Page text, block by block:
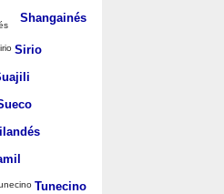
Shangainés
Sirio
Tunecino